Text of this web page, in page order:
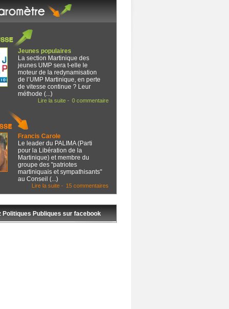
Jeunes populaires
La section Martinique des
jeunes UMP sera t-elle le
moteur de la redynamisation
de l’UMP Martinique, en perte
de vitesse continue ? Leur
méthode (...)
0 commentaire
Lire la suite -
Francis Carole
Le leader du PALIMA (Parti
pour la Libération de la
Martinique) et membre du
groupe des "patriotes
martiniquais et sympathisants"
au Conseil (...)
15 commentaires
Lire la suite -
Politiques Publiques sur facebook